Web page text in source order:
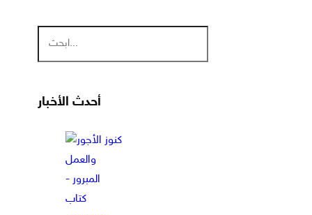
أحدث الأخبار